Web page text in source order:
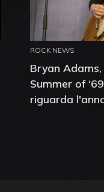
ROCK NEWS
Bryan
Summer of
riguarda